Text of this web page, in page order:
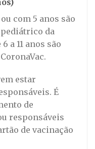
com 5 anos são
da
a 11 anos são
estar
É
de
responsáveis
de vacinação